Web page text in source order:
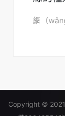
Copyright © 2021